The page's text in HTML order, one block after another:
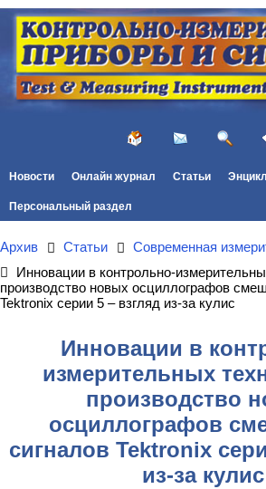
Новости Онлайн журнал Статьи
Персональный раздел
Архив Статьи
Современная
Инновации в контрольно-
производство новых осциллографов
Tektronix серии 5 – взгляд из-за кулис
Инновации в
измерительных
производство
осциллографов
сигналов Tektronix
из-за кулис